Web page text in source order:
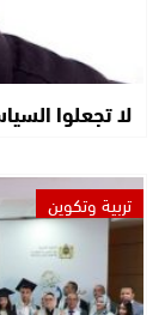
لا تجعلوا
تربية وتكوين